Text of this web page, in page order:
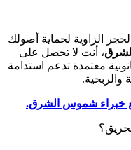
الزاوية لحماية أصولك
، أنت لا تحصل على
معتمدة تدعم استدامة
خبراء شموس الشرق.